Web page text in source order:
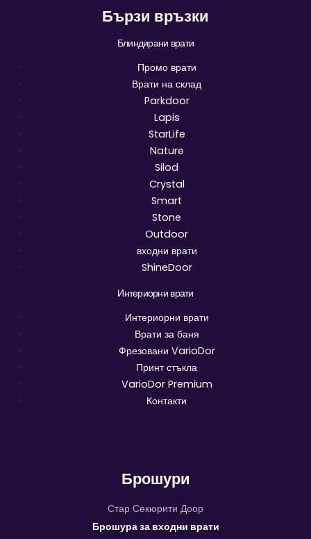
Бързи връзки
Блиндирани врати
Промо врати
Врати на склад
Parkdoor
Lapis
StarLife
Nature
Silod
Crystal
Smart
Stone
Outdoor
входни врати
ShineDoor
Интериорни врати
Интериорни врати
Врати за баня
Фрезовани VarioDor
Принт стъкла
VarioDor Premium
Контакти
Брошури
Стар Секюрити Доор
Брошура за входни врати